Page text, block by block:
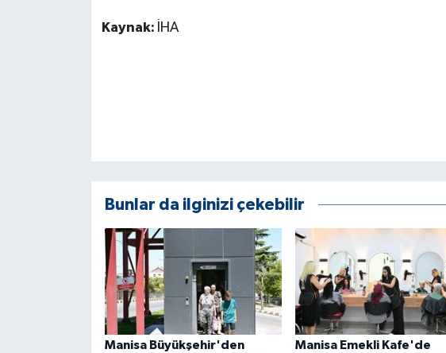
Kaynak: İHA
Bunlar da ilginizi çekebilir
Manisa Büyükşehir'den
Manisa Emekli Kafe'de
Yerel Haberler